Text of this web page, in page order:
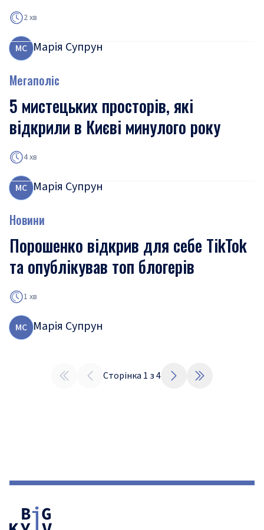
2 хв
МС Марія Супрун
Мегаполіс
5 мистецьких просторів, які
відкрили в Києві минулого року
4 хв
МС Марія Супрун
Новини
Порошенко відкрив для себе TikTok
та опублікував топ блогерів
1 хв
МС Марія Супрун
Сторінка 1 з4